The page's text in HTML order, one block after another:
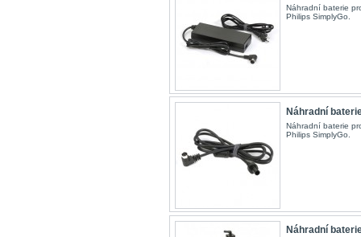
Náhradní baterie
Philips SimplyGo.
Náhradní
Náhradní baterie
Philips SimplyGo.
Náhradní